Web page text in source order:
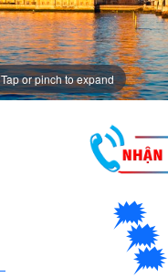
Tap or pinch to expand
🗯
🗯
🗯